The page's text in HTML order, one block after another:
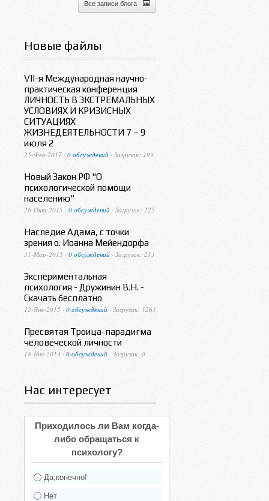
Все записи блога
Новые файлы
VII-я Международная научно-
практическая конференция
ЛИЧНОСТЬ В ЭКСТРЕМАЛЬНЫХ
УСЛОВИЯХ И КРИЗИСНЫХ
СИТУАЦИЯХ
ЖИЗНЕДЕЯТЕЛЬНОСТИ 7 – 9
июля 2
25-Фев-2017 · 0 обсуждений · Загрузок: 199
Новый Закон РФ "О
психологической помощи
населению"
26-Окт-2015 · 0 обсуждений · Загрузок: 225
Наследие Адама, с точки
зрения о. Иоанна Мейендорфа
31-Мар-2015 · 0 обсуждений · Загрузок: 213
Экспериментальная
психология - Дружинин В.Н. -
Скачать бесплатно
12-Янв-2015 · 0 обсуждений · Загрузок: 1263
Пресвятая Троица-парадигма
человеческой личности
18-Янв-2014 · 0 обсуждений · Загрузок: 0
Нас интересует
Приходилось ли Вам когда-
либо обращаться к
психологу?
Да,конечно!
Нет